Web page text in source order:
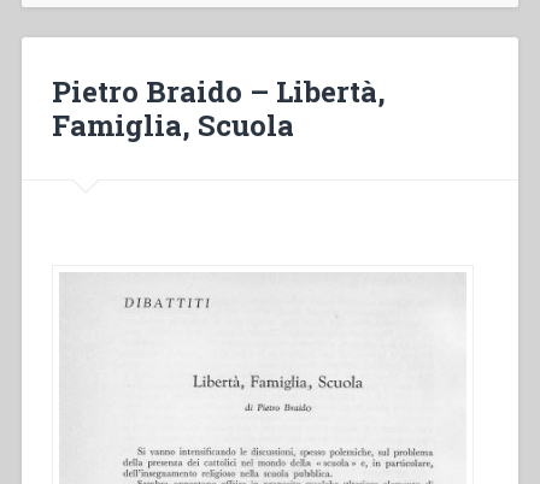
Pietro Braido – Libertà,
Famiglia, Scuola